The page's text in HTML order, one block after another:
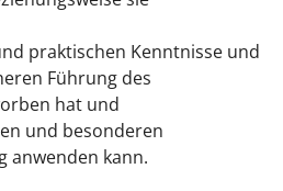
praktischen Kenntnisse und
Führung des
hat und
und besonderen
anwenden kann.